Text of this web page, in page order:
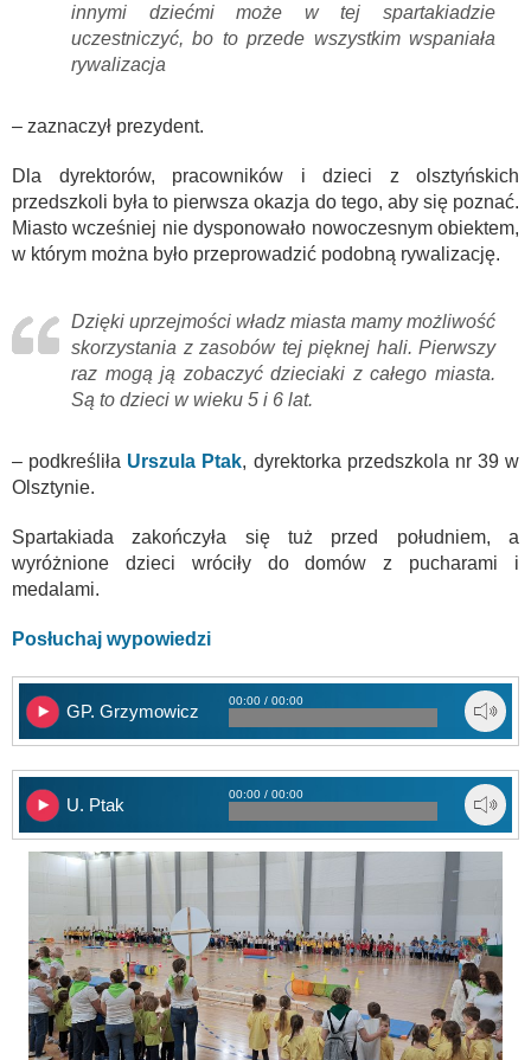
innymi dziećmi może w tej spartakiadzie
uczestniczyć, bo to przede wszystkim wspaniała
rywalizacja
– zaznaczył prezydent.
Dla dyrektorów, pracowników i dzieci z olsztyńskich
przedszkoli była to pierwsza okazja do tego, aby się poznać.
Miasto wcześniej nie dysponowało nowoczesnym obiektem,
w którym można było przeprowadzić podobną rywalizację.
Dzięki uprzejmości władz miasta mamy możliwość
skorzystania z zasobów tej pięknej hali. Pierwszy
raz mogą ją zobaczyć dzieciaki z całego miasta.
Są to dzieci w wieku 5 i 6 lat.
– podkreśliła Urszula Ptak, dyrektorka przedszkola nr 39 w
Olsztynie.
Spartakiada zakończyła się tuż przed południem, a
wyróżnione dzieci wróciły do domów z pucharami i
medalami.
Posłuchaj wypowiedzi
GP. Grzymowicz
00:00 / 00:00
U. Ptak
00:00 / 00:00